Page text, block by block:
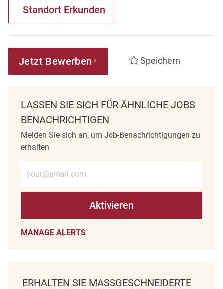
Standort Erkunden
Jetzt Bewerben Speichern
LASSEN SIE SICH FÜR ÄHNLICHE JOBS
BENACHRICHTIGEN
Melden Sie sich an, um Job-Benachrichtigungen zu
erhalten
Aktivieren
MANAGE ALERTS
ERHALTEN SIE MASSGESCHNEIDERTE J